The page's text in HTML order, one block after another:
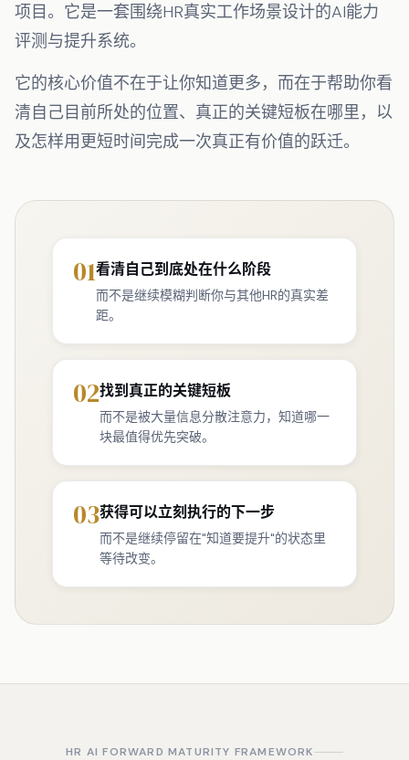
项目。它是一套围绕HR真实工作场景设计的AI能力
评测与提升系统。
它的核心价值不在于让你知道更多，而在于帮助你看
清自己目前所处的位置、真正的关键短板在哪里，以
及怎样用更短时间完成一次真正有价值的跃迁。
01看清自己到底处在什么阶段
而不是继续模糊判断你与其他HR的真实差
距。
02找到真正的关键短板
而不是被大量信息分散注意力，知道哪一
块最值得优先突破。
03获得可以立刻执行的下一步
而不是继续停留在"知道要提升"的状态里
等待改变。
HR AI FORWARD MATURITY FRAMEWORK